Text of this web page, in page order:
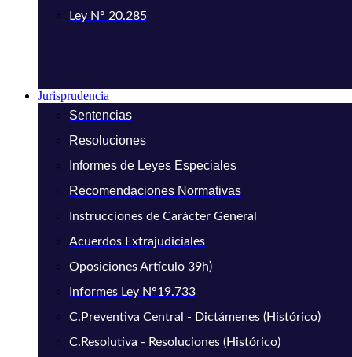
Ley N° 20.285
Jurisprudencia
Sentencias
Resoluciones
Informes de Leyes Especiales
Recomendaciones Normativas
Instrucciones de Carácter General
Acuerdos Extrajudiciales
Oposiciones Artículo 39h)
Informes Ley N°19.733
C.Preventiva Central - Dictámenes (Histórico)
C.Resolutiva - Resoluciones (Histórico)